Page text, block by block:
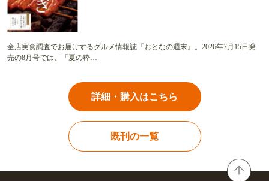
全店実食調査でお届けするグルメ情報誌『おとなの週末』。2026年7月15日発
売の8月号では、「夏の粋…
詳細・購入はこちら
既刊の一覧